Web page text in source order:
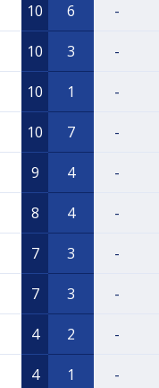
10 6 -
10 3 -
10 1 -
10 7 -
9 4 -
8 4 -
7 3 -
7 3 -
4 2 -
4 1 -